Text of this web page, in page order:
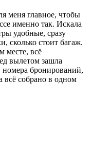
меня главное, чтобы
именно так. Искала
удобные, сразу
сколько стоит багаж.
месте, всё
вылетом зашла
номера бронирований,
всё собрано в одном